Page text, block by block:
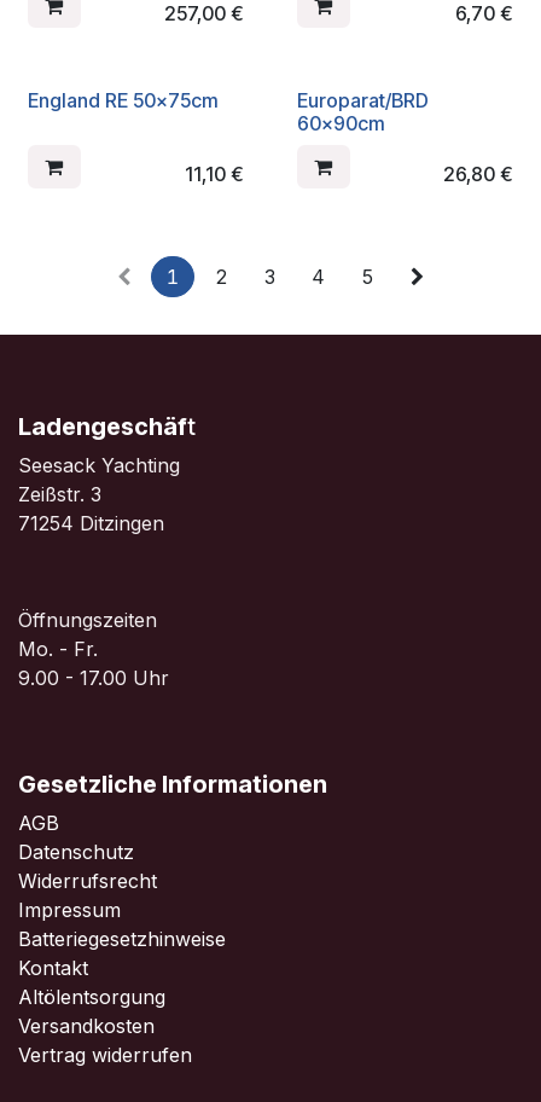
257,00€ 6,70€
England RE 50x75cm
11,10€
Europarat/BRD
60x90cm
26,80€
1 2 3 4 5
Ladengeschäft
Seesack Yachting
Zeißstr. 3
71254 Ditzingen
Öffnungszeiten
Mo. - Fr.
9.00 - 17.00 Uhr
Gesetzliche Informationen
AGB
Datenschutz
Widerrufsrecht
Impressum
Batteriegesetzhinweise
Kontakt
Altölentsorgung
Versandkosten
Vertrag widerrufen